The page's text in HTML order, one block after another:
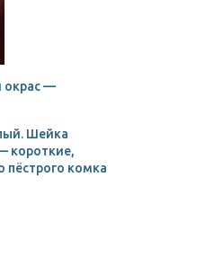
окрас —
Шейка
короткие,
пёстрого комка